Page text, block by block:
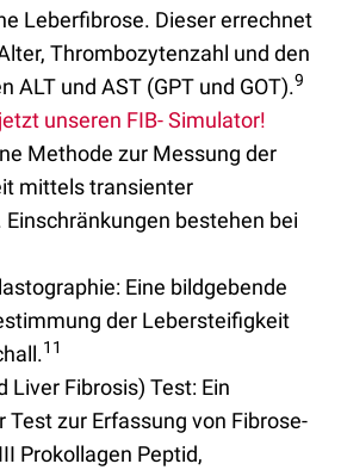
Leberfibrose. Dieser errechnet
Thrombozytenzahl und den
ALT und AST (GPT und GOT).9
unseren FIB- Simulator!
Methode zur Messung der
mittels transienter
Einschränkungen bestehen bei
Eine bildgebende
der Lebersteifigkeit
11
Liver Fibrosis) Test: Ein
Test zur Erfassung von Fibrose-
Prokollagen Peptid,